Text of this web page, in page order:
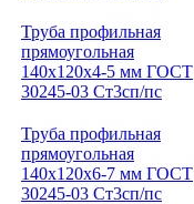
Труба профильная
прямоугольная
140x120x4-5 мм ГОСТ
30245-03 Ст3сп/пс
Труба профильная
прямоугольная
140x120x6-7 мм ГОСТ
30245-03 Ст3сп/пс